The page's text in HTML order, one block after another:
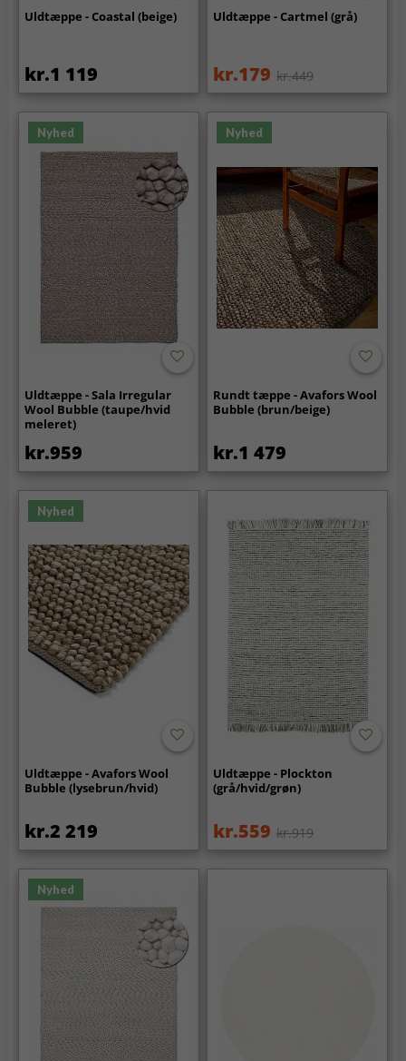
Uldtæppe - Coastal (beige)
kr.1 119
Uldtæppe - Cartmel (grå)
kr.179 kr.449
Nyhed
Uldtæppe - Sala Irregular
Wool Bubble (taupe/hvid
meleret)
kr.959
Nyhed
Rundt tæppe - Avafors Wool
Bubble (brun/beige)
kr.1 479
Nyhed
Uldtæppe - Avafors Wool
Bubble (lysebrun/hvid)
kr.2 219
Uldtæppe - Plockton
(grå/hvid/grøn)
kr.559 kr.919
Nyhed